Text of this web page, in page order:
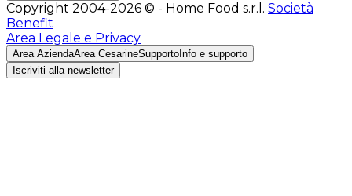
Copyright 2004-2026 © - Home Food s.r.l. Società
Benefit
Area Legale e Privacy
Area AziendaArea CesarineSupporto Info e supporto
Iscriviti alla newsletter